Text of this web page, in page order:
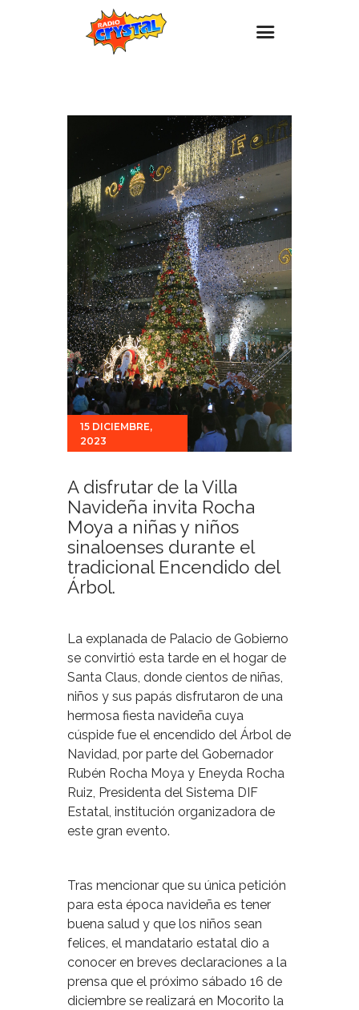
Eventos
Promociones
Noticias
Para ti
Contacto
15 DICIEMBRE,
2023
A disfrutar de la Villa
Navideña invita Rocha
Moya a niñas y niños
sinaloenses durante el
tradicional Encendido del
Árbol.
La explanada de Palacio de Gobierno
se convirtió esta tarde en el hogar de
Santa Claus, donde cientos de niñas,
niños y sus papás disfrutaron de una
hermosa fiesta navideña cuya
cúspide fue el encendido del Árbol de
Navidad, por parte del Gobernador
Rubén Rocha Moya y Eneyda Rocha
Ruiz, Presidenta del Sistema DIF
Estatal, institución organizadora de
este gran evento.
Tras mencionar que su única petición
para esta época navideña es tener
buena salud y que los niños sean
felices, el mandatario estatal dio a
conocer en breves declaraciones a la
prensa que el próximo sábado 16 de
diciembre se realizará en Mocorito la